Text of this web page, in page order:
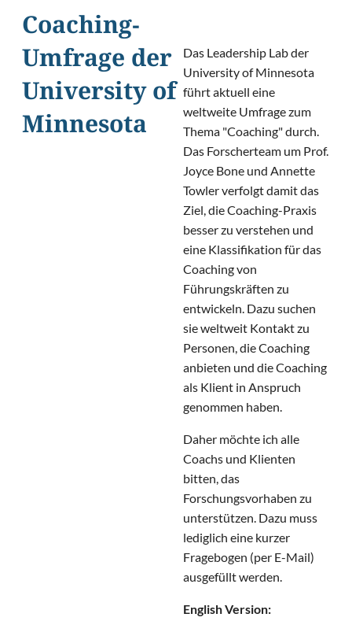
Coaching-
Umfrage der
University of
Minnesota
Das Leadership Lab der
University of Minnesota
führt aktuell eine
weltweite Umfrage zum
Thema "Coaching" durch.
Das Forscherteam um Prof.
Joyce Bone und Annette
Towler verfolgt damit das
Ziel, die Coaching-Praxis
besser zu verstehen und
eine Klassifikation für das
Coaching von
Führungskräften zu
entwickeln. Dazu suchen
sie weltweit Kontakt zu
Personen, die Coaching
anbieten und die Coaching
als Klient in Anspruch
genommen haben.
Daher möchte ich alle
Coachs und Klienten
bitten, das
Forschungsvorhaben zu
unterstützen. Dazu muss
lediglich eine kurzer
Fragebogen (per E-Mail)
ausgefüllt werden.
English Version: